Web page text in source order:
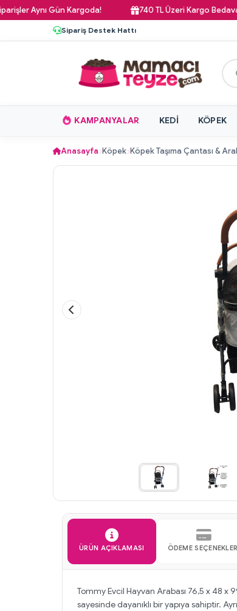
Aynı Gün Kargoda! 740 TL Üzeri Kargo Bedava!
Sipariş Destek Hattı
KAMPANYALAR KEDI KÖPEK
Anasayfa Köpek Köpek Taşıma Çantası &
ÜRÜN AÇIKLAMASI ÖDEME
Tommy Evcil Hayvan Arabası 76,5 x 48
sayesinde dayanıklı bir yapıya sahiptir.